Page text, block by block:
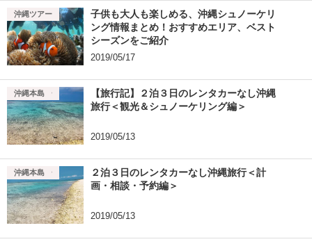
子供も大人も楽しめる、沖縄シュノーケリ
ング情報まとめ！おすすめエリア、ベスト
シーズンをご紹介
2019/05/17
沖縄ツアー
【旅行記】２泊３日のレンタカーなし沖縄
旅行＜観光＆シュノーケリング編＞
2019/05/13
沖縄ツアー
沖縄本島
２泊３日のレンタカーなし沖縄旅行＜計
画・相談・予約編＞
2019/05/13
沖縄ツアー
沖縄本島